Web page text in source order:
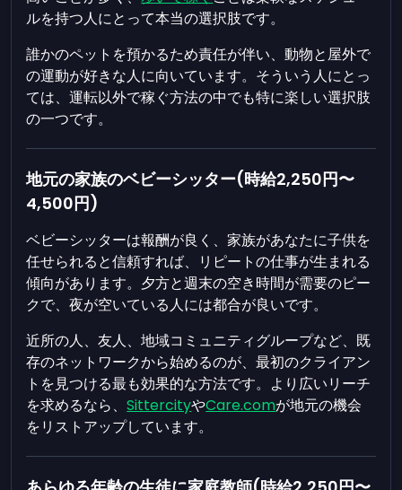
ルを持つ人にとって本当の選択肢です。
誰かのペットを預かるため責任が伴い、動物と屋外で
の運動が好きな人に向いています。そういう人にとっ
ては、運転以外で稼ぐ方法の中でも特に楽しい選択肢
の一つです。
地元の家族のベビーシッター(時給2,250円〜
4,500円)
ベビーシッターは報酬が良く、家族があなたに子供を
任せられると信頼すれば、リピートの仕事が生まれる
傾向があります。夕方と週末の空き時間が需要のピー
クで、夜が空いている人には都合が良いです。
近所の人、友人、地域コミュニティグループなど、既
存のネットワークから始めるのが、最初のクライアン
トを見つける最も効果的な方法です。より広いリーチ
を求めるなら、SittercityやCare.comが地元の機会
をリストアップしています。